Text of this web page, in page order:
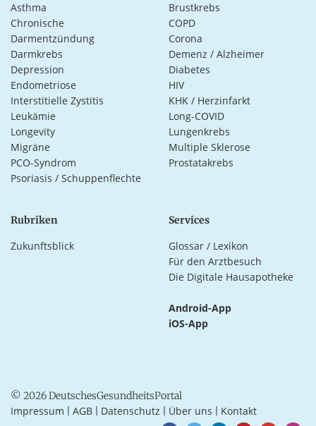
Asthma
Brustkrebs
Chronische
Darmentzündung
COPD
Corona
Darmkrebs
Demenz / Alzheimer
Depression
Diabetes
Endometriose
HIV
Interstitielle Zystitis
KHK / Herzinfarkt
Leukämie
Long-COVID
Longevity
Lungenkrebs
Migräne
Multiple Sklerose
PCO-Syndrom
Prostatakrebs
Psoriasis / Schuppenflechte
Rubriken
Zukunftsblick
Services
Glossar / Lexikon
Für den Arztbesuch
Die Digitale Hausapotheke
Android-App
iOS-App
© 2026 DeutschesGesundheitsPortal
Impressum AGB Datenschutz Über uns Kontakt